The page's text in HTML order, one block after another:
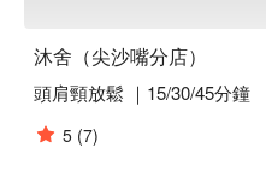
沐舍（尖沙嘴分店）
頭肩頸放鬆 ｜15/30/45分鐘
5 (7)